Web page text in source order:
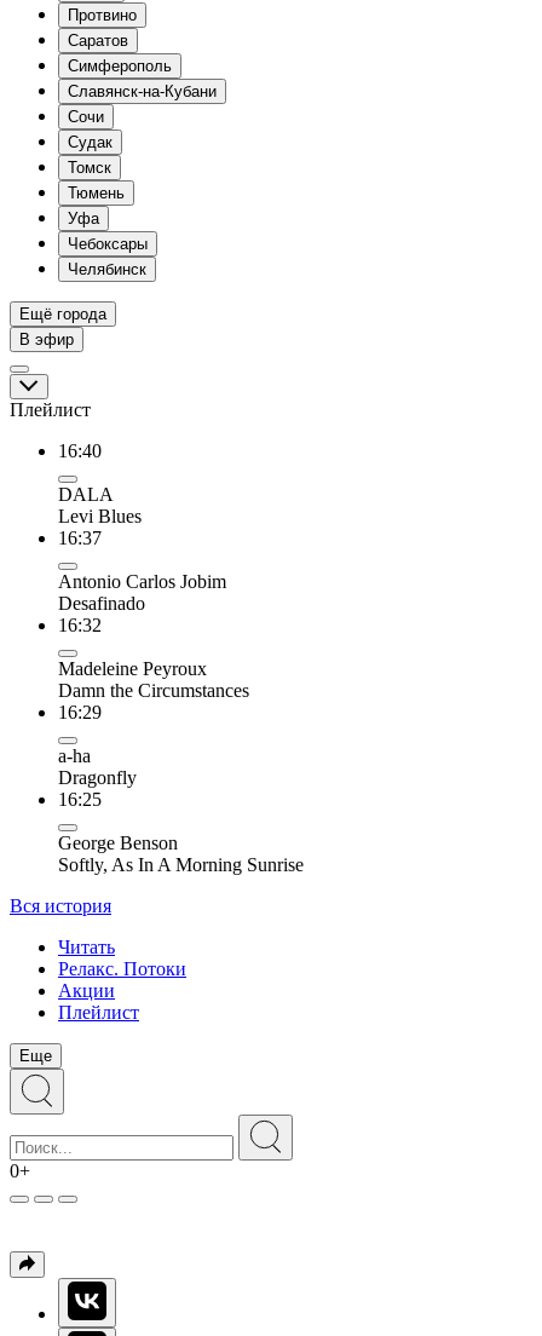
Протвино
Саратов
Симферополь
Славянск-на-Кубани
Сочи
Судак
Томск
Тюмень
Уфа
Чебоксары
Челябинск
Ещё города
В эфир
Плейлист
16:40
DALA
Levi Blues
16:37
Antonio Carlos Jobim
Desafinado
16:32
Madeleine Peyroux
Damn the Circumstances
16:29
a-ha
Dragonfly
16:25
George Benson
Softly, As In A Morning Sunrise
Вся история
Читать
Релакс. Потоки
Акции
Плейлист
Еще
0+